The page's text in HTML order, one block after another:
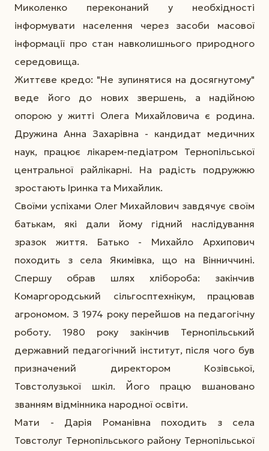
Миколенко переконаний у необхідності
інформувати населення через засоби масової
інформації про стан навколишнього природного
середовища.
Життєве кредо: "Не зупинятися на досягнутому"
веде його до нових звершень, а надійною
опорою у житті Олега Михайловича є родина.
Дружина Анна Захарівна - кандидат медичних
наук, працює лікарем-педіатром Тернопільської
центральної райлікарні. На радість подружжю
зростають Іринка та Михайлик.
Своїми успіхами Олег Михайлович завдячує своїм
батькам, які дали йому гідний наслідування
зразок життя. Батько - Михайло Архипович
походить з села Якимівка, що на Вінниччині.
Спершу обрав шлях хлібороба: закінчив
Комаргородський сільгосптехнікум, працював
агрономом. З 1974 року перейшов на педагогічну
роботу. 1980 року закінчив Тернопільський
державний педагогічний інститут, після чого був
призначений директором Козівської,
Товстолузької шкіл. Його працю вшановано
званням відмінника народної освіти.
Мати - Дарія Романівна походить з села
Товстолуг Тернопільського району Тернопільської